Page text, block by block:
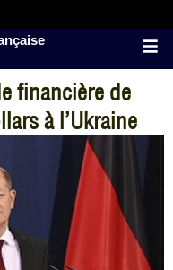
financière de
à l’Ukraine